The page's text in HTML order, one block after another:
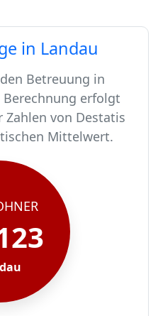
in Landau
Betreuung in
Berechnung erfolgt
Zahlen von Destatis
Mittelwert.
Menschen.
sind rund 2997
Menschen
in Landau,